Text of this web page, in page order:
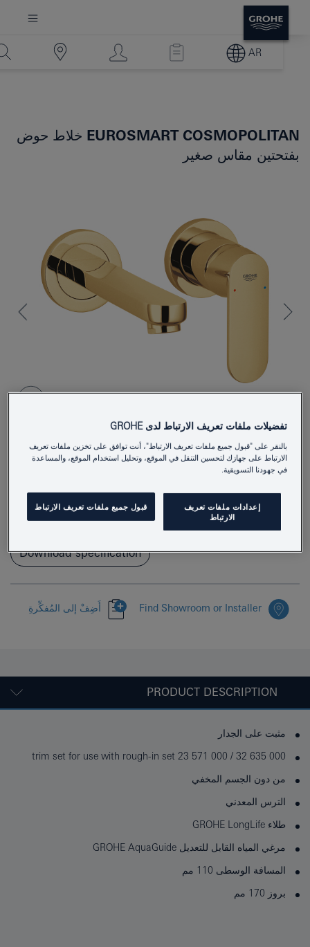
AR
EUROSMART COSMOPOLITAN خلاط حوض
بفتحتين مقاس صغير
Product Number
19381GLC
4005176753060
cool sunrise
Download specification
Find Showroom or Installer أَضِفْ إلى المُفكِّرةِ
PRODUCT DESCRIPTION
مثبت على الجدار
trim set for use with rough-in set 23 571 000 / 32 635 000
من دون الجسم المخفي
الترس المعدني
طلاء GROHE LongLife
مرغي المياه القابل للتعديل GROHE AquaGuide
المسافة الوسطى 110 مم
بروز 170 مم
تفضيلات ملفات تعريف الارتباط لدى GROHE
بالنقر على "قبول جميع ملفات تعريف الارتباط"، أنت توافق على تخزين ملفات تعريف
الارتباط على جهازك لتحسين التنقل في الموقع، وتحليل استخدام الموقع، والمساعدة
في جهودنا التسويقية.
إعدادات ملفات تعريف
الارتباط
قبول جميع ملفات تعريف الارتباط